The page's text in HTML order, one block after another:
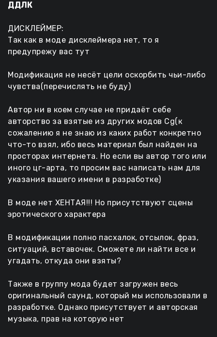
ДДЛК
ДИСКЛЕЙМЕР:
Так как в моде дисклеймера нет, то я
предупрежу вас тут
Модификация не несёт цели оскорбить чьи-либо
чувства(перечислять не буду)
Автор ни в коем случае не придаёт себе
авторство за взятые из других модов Cg(к
сожалению я не знаю из каких работ конкретно
что-то взял, ибо весь материал был найден на
просторах интернета. Но если вы автор того или
иного цг-арта, то просим вас написать нам для
указания вашего имени в разработке)
В моде нет ХЕНТАЯ!!! Но присутствуют сцены
эротического характера
В модификации полно пасхалок, отсылок, фраз,
ситуаций, вставочек. Сможете ли найти все и
угадать, откуда они взяты?
Также в группу мода будет загружен весь
оригинальный саунд, который мы использовали в
разработке. Однако присутствует и авторская
музыка, прав на которую нет